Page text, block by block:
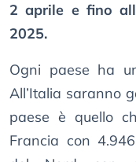
2 aprile e fino
2025.
Ogni paese ha
All’Italia saranno
paese è quello
Francia con